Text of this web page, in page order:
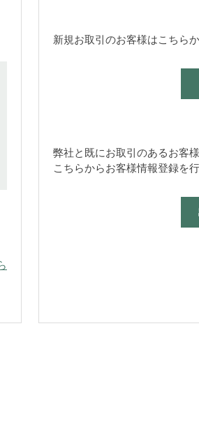
新規お取引のお客様はこちら
弊社と既にお取引のあるお客
こちらからお客様情報登録を